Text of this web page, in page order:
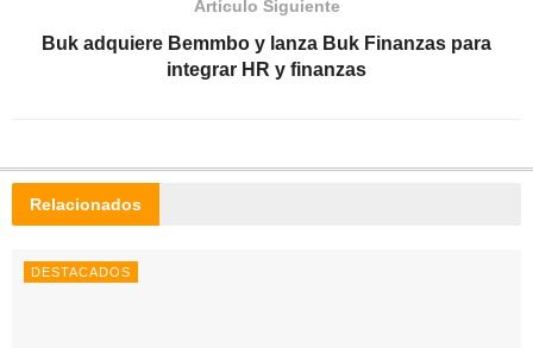
Artículo Siguiente
Buk adquiere Bemmbo y lanza Buk Finanzas para
integrar HR y finanzas
Relacionados
DESTACADOS